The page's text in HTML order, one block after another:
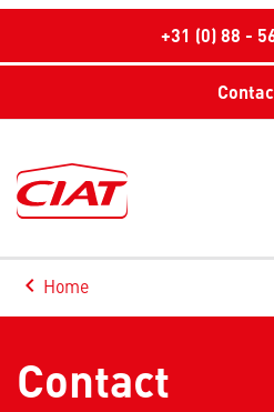
+31 (0) 88 -
keyboard_arrow_left
Arrow back
Home
Contact